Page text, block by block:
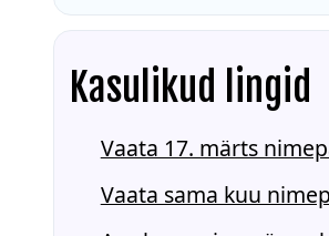
Kasulikud lingid
Vaata 17. märts
Vaata sama kuu